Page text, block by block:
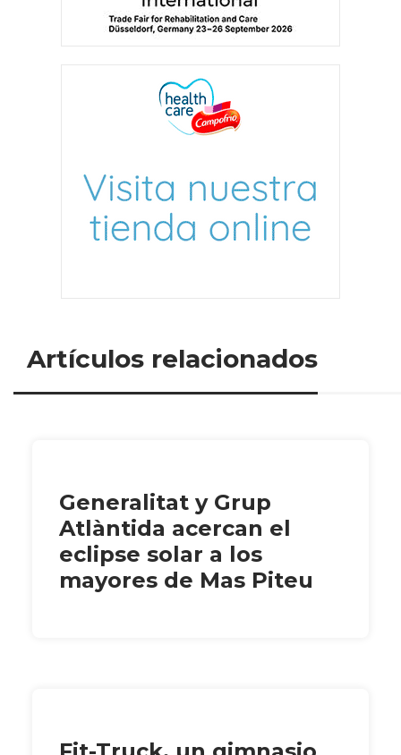
Artículos relacionados
Generalitat y Grup
Atlàntida acercan el
eclipse solar a los
mayores de Mas Piteu